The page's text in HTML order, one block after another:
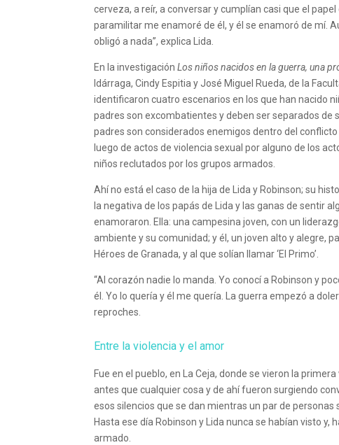
cerveza, a reír, a conversar y cumplían casi que el
paramilitar me enamoré de él, y él se enamoró de mí.
obligó a nada”, explica Lida.
En la investigaciónLos niños nacidos en la guerra, una
Idárraga, Cindy Espitia y José Miguel Rueda, de la
identificaron cuatro escenarios en los que han nacido
padres son excombatientes y deben ser separados de
padres son considerados enemigos dentro del
luego de actos de violencia sexual por alguno de los
niños reclutados por los grupos armados.
Ahí no está el caso de la hija de Lida y Robinson; su
la negativa de los papás de Lida y las ganas de sentir
enamoraron. Ella: una campesina joven, con un
ambiente y su comunidad; y él, un joven alto y alegre,
Héroes de Granada, y al que solían llamar ‘El Primo’.
“Al corazón nadie lo manda. Yo conocí a Robinson y
él. Yo lo quería y él me quería. La guerra empezó a
reproches.
Entre la violencia y el amor
Fue en el pueblo, en La Ceja, donde se vieron la
antes que cualquier cosa y de ahí fueron surgiendo
esos silencios que se dan mientras un par de
Hasta ese día Robinson y Lida nunca se habían visto
armado.